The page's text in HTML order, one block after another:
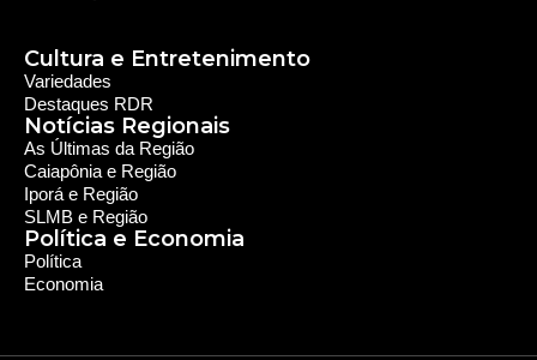
Cultura e Entretenimento
Política e Economia
Notícias Regionais
Política
Economia
As Últimas da Região
Caiapônia e Região
Iporá e Região
SLMB e Região
Variedades
Destaques RDR